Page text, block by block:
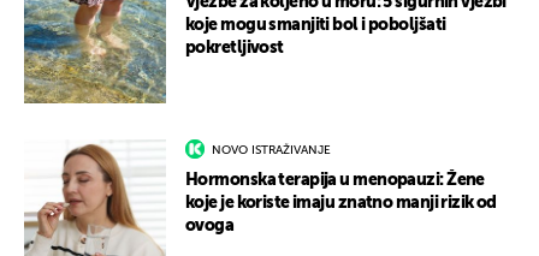
koje mogu smanjiti bol i poboljšati
pokretljivost
NOVO ISTRAŽIVANJE
Hormonska terapija u menopauzi: Žene
koje je koriste imaju znatno manji rizik od
ovoga